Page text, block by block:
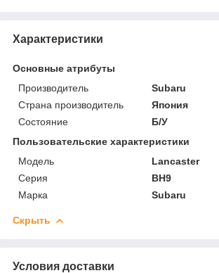
Характеристики
Основные атрибуты
Производитель
Subaru
Страна производитель
Япония
Состояние
Б/У
Пользовательские характеристики
Модель
Lancaster
Серия
BH9
Марка
Subaru
Скрыть
Условия доставки